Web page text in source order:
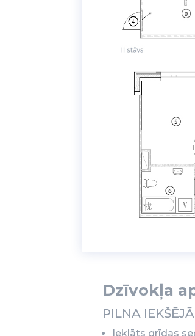
Dzīvokļa
PILNA
Ieklāts grīdas